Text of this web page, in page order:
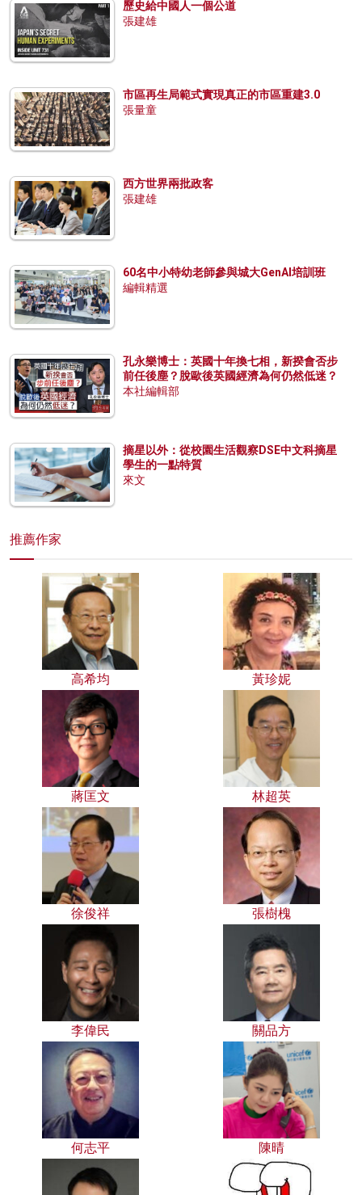
歷史給中國人一個公道
張建雄
市區再生局範式實現真正的市區重建3.0
張量童
西方世界兩批政客
張建雄
60名中小特幼老師參與城大GenAI培訓班
編輯精選
孔永樂博士：英國十年換七相，新揆會否步
前任後塵？脫歐後英國經濟為何仍然低迷？
本社編輯部
摘星以外：從校園生活觀察DSE中文科摘星
學生的一點特質
來文
推薦作家
高希均 黃珍妮
蔣匡文 林超英
徐俊祥 張樹槐
李偉民 關品方
何志平 陳晴